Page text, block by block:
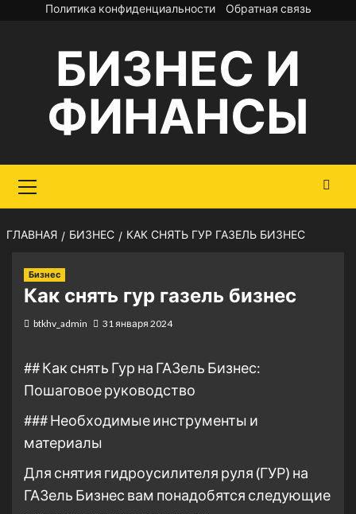
Перейти
содержимому
Политика конфиденциальности Обратная связь
БИЗНЕС И
ФИНАНСЫ
меню
ГЛАВНАЯ БИЗНЕС КАК СНЯТЬ ГУР ГАЗЕЛЬ БИЗНЕС
Бизнес
Как снять гур газель бизнес
btkhv_admin 31 января 2024
## Как снять Гур на ГАЗель Бизнес:
Пошаговое руководство
### Необходимые инструменты и
материалы
Для снятия гидроусилителя руля (ГУР) на
ГАЗель Бизнес вам понадобятся следующие